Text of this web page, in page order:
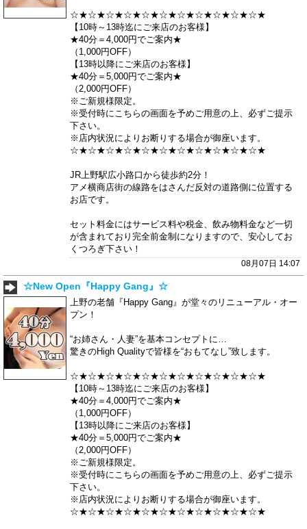
☆★☆★☆★☆★☆★☆★☆★☆★☆★☆★☆★
【10時～13時迄にご来店のお客様】
★40分＝4,000円でご案内★
（1,000円OFF）
【13時以降にご来店のお客様】
★40分＝5,000円でご案内★
（2,000円OFF）
※ご新規様限定。
※受付時にこちらの画面を予めご用意の上、必ずご提示
下さい。
※店内状況によりお断りする場合が御座います。
☆★☆★☆★☆★☆★☆★☆★☆★☆★☆★☆★
JR上野駅広小路口から徒歩約2分！
アメ横商店街の線路をはさんだ反対の道路側に位置する
お店です。
セット料金にはサービス料や税金、飲み物料金など一切
が含まれており完全前金制になりますので、安心してお
くつろぎ下さい！
08月07日 14:07
☆New Open『Happy Gang』☆
上野の老舗『Happy Gang』が堂々のリニューアル・オー
プン！
“お姉さん・人妻”を基本コンセプトに…
驚きのHigh Qualityで皆様を“おもてなし”致します。
☆★☆★☆★☆★☆★☆★☆★☆★☆★☆★☆★
【10時～13時迄にご来店のお客様】
★40分＝4,000円でご案内★
（1,000円OFF）
【13時以降にご来店のお客様】
★40分＝5,000円でご案内★
（2,000円OFF）
※ご新規様限定。
※受付時にこちらの画面を予めご用意の上、必ずご提示
下さい。
※店内状況によりお断りする場合が御座います。
☆★☆★☆★☆★☆★☆★☆★☆★☆★☆★☆★